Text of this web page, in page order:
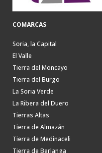
COMARCAS
Soria, la Capital
El Valle
Tierra del Moncayo
Tierra del Burgo
La Soria Verde
La Ribera del Duero
Tierras Altas
Tierra de Almazán
Tierra de Medinaceli
Tierra de Berlanga